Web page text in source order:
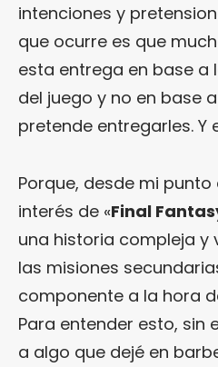
intenciones y
que ocurre es que
esta entrega en base a
del juego y no en base
pretende entregarles. Y
Porque, desde mi
interés de «Final
una historia compleja y
las misiones
componente a la hora
Para entender esto, sin
a algo que dejé en